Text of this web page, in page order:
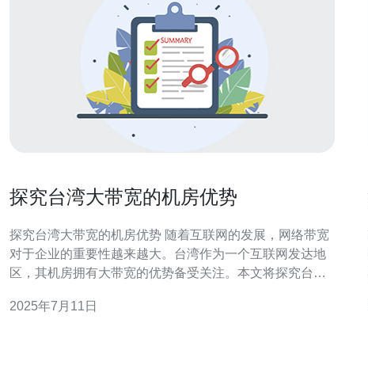
探究台湾大带宽的机房优势
探究台湾大带宽的机房优势 随着互联网的发展，网络带宽
对于企业的重要性越来越大。台湾作为一个互联网发达地
区，其机房拥有大带宽的优势备受关注。本文将探究台湾
在以下几个方面： 1. 网络速度快 台湾机房的大带宽保证了
2025年7月11日